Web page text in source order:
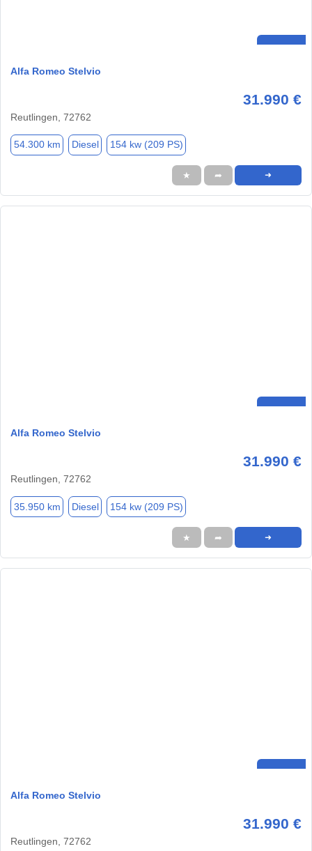
Alfa Romeo Stelvio
31.990 €
Reutlingen, 72762
54.300 km Diesel 154 kw (209 PS)
★ ➦ ➜
Alfa Romeo Stelvio
31.990 €
Reutlingen, 72762
35.950 km Diesel 154 kw (209 PS)
★ ➦ ➜
Alfa Romeo Stelvio
31.990 €
Reutlingen, 72762